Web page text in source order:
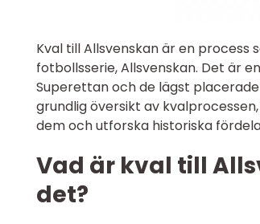
Kval till Allsvenskan är en process
fotbollsserie, Allsvenskan. Det är
Superettan och de lägst
grundlig översikt av
dem och utforska historiska
Vad är kval till
det?